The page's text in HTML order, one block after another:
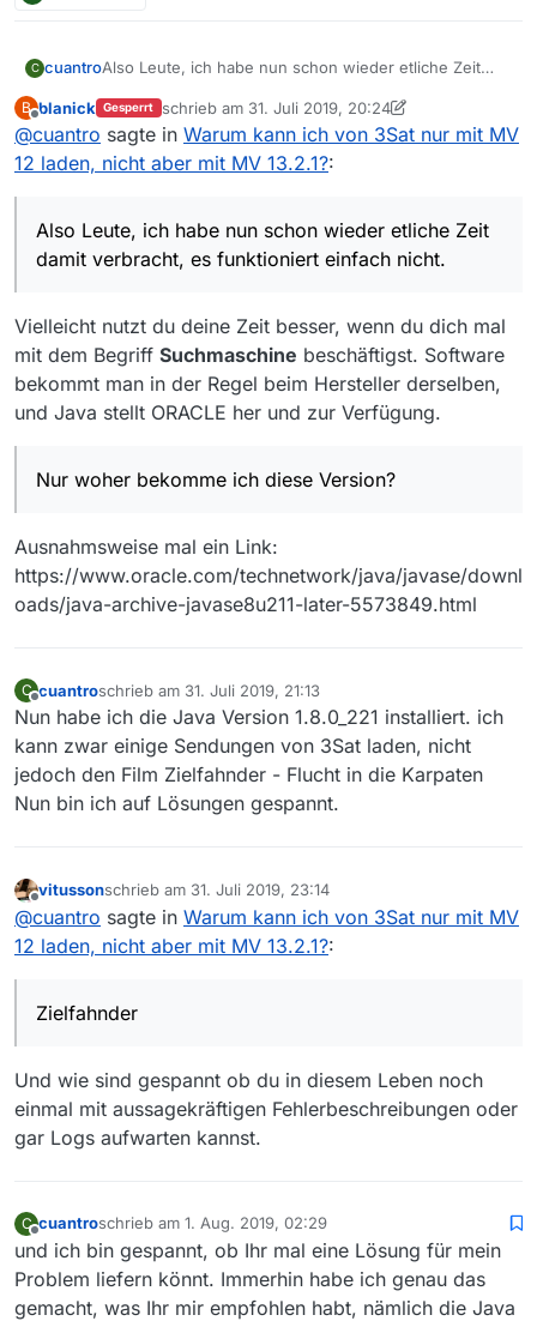
C cuantroAlso Leute, ich habe nun schon wieder etliche Zeit
Wenn ich die 13.2.1 starte, kommt diese Meldung:
B
Offline
blanick Gesperrt schrieb am 31. Juli 2019, 20:24
zuletzt editiert von blanick
@cuantro sagte in Warum kann ich von 3Sat nur mit MV
12 laden, nicht aber mit MV 13.2.1?:
Also Leute, ich habe nun schon wieder etliche Zeit
damit verbracht, es funktioniert einfach nicht.
Vielleicht nutzt du deine Zeit besser, wenn du dich mal
mit dem Begriff Suchmaschine beschäftigst. Software
bekommt man in der Regel beim Hersteller derselben,
und Java stellt ORACLE her und zur Verfügung.
Nur woher bekomme ich diese Version?
Ausnahmsweise mal ein Link:
https://www.oracle.com/technetwork/java/javase/downl
oads/java-archive-javase8u211-later-5573849.html
C
Offline
cuantroschrieb am 31. Juli 2019, 21:13
zuletzt editiert von
Nun habe ich die Java Version 1.8.0_221 installiert. ich
kann zwar einige Sendungen von 3Sat laden, nicht
jedoch den Film Zielfahnder - Flucht in die Karpaten
Nun bin ich auf Lösungen gespannt.
Offline
vitussonschrieb am 31. Juli 2019, 23:14
zuletzt editiert von
@cuantro sagte in Warum kann ich von 3Sat nur mit MV
12 laden, nicht aber mit MV 13.2.1?:
Zielfahnder
Und wie sind gespannt ob du in diesem Leben noch
einmal mit aussagekräftigen Fehlerbeschreibungen oder
gar Logs aufwarten kannst.
C
Offline
cuantroschrieb am 1. Aug. 2019, 02:29
zuletzt editiert von
und ich bin gespannt, ob Ihr mal eine Lösung für mein
Problem liefern könnt. Immerhin habe ich genau das
gemacht, was Ihr mir empfohlen habt, nämlich die Java